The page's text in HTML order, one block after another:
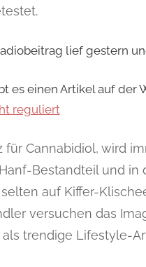
lief gestern
es einen Artikel auf der
reguliert
für Cannabidiol, wird
Bestandteil und in
auf Kiffer-
versuchen das
als trendige Lifestyle-